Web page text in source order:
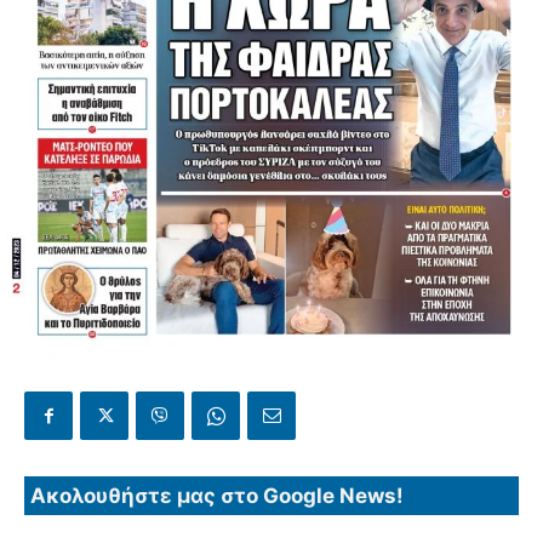
Ακολουθήστε μας στο Google News!